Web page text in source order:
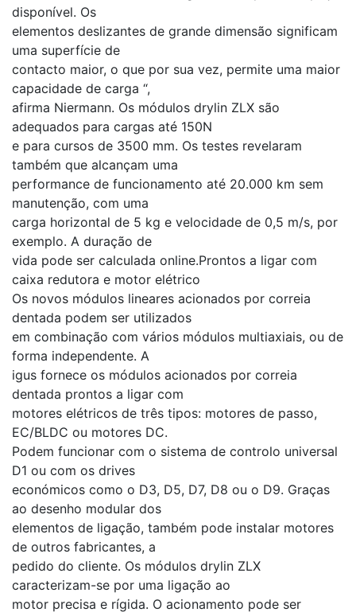
disponível. Os
elementos deslizantes de grande dimensão significam
uma superfície de
contacto maior, o que por sua vez, permite uma maior
capacidade de carga “,
afirma Niermann. Os módulos drylin ZLX são
adequados para cargas até 150N
e para cursos de 3500 mm. Os testes revelaram
também que alcançam uma
performance de funcionamento até 20.000 km sem
manutenção, com uma
carga horizontal de 5 kg e velocidade de 0,5 m/s, por
exemplo. A duração de
vida pode ser calculada online.Prontos a ligar com
caixa redutora e motor elétrico
Os novos módulos lineares acionados por correia
dentada podem ser utilizados
em combinação com vários módulos multiaxiais, ou de
forma independente. A
igus fornece os módulos acionados por correia
dentada prontos a ligar com
motores elétricos de três tipos: motores de passo,
EC/BLDC ou motores DC.
Podem funcionar com o sistema de controlo universal
D1 ou com os drives
económicos como o D3, D5, D7, D8 ou o D9. Graças
ao desenho modular dos
elementos de ligação, também pode instalar motores
de outros fabricantes, a
pedido do cliente. Os módulos drylin ZLX
caracterizam-se por uma ligação ao
motor precisa e rígida. O acionamento pode ser